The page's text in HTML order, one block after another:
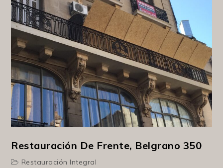
Restauración De Frente, Belgrano 350
Restauración Integral